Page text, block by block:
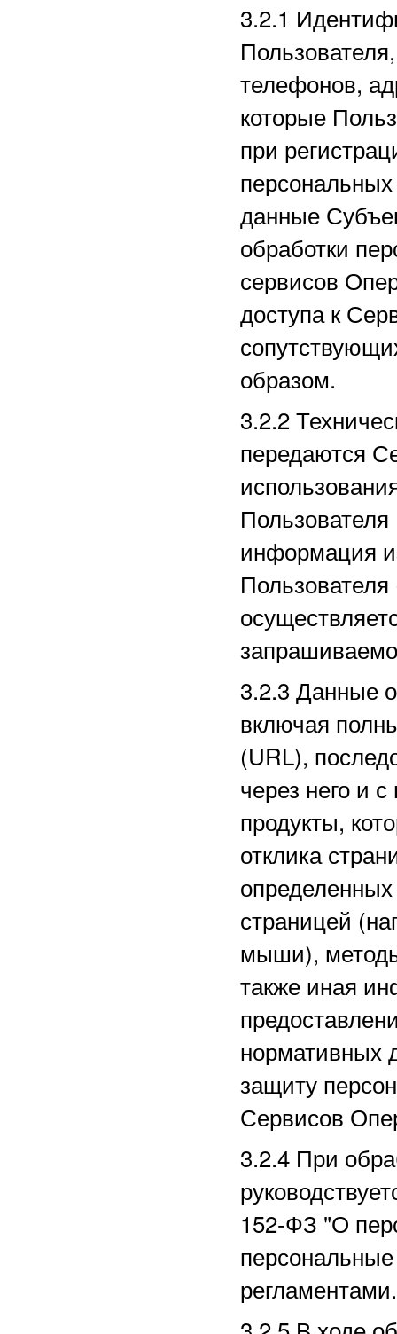
3.2.1
телефонов,
которые
при
данные
обработки
сервисов
доступа к
образом.
3.2.2
передаются
информация
3.2.3 Данные
включая
(URL),
через него и
продукты,
отклика
страницей
мыши),
также иная
нормативных
защиту
Сервисов
3.2.4 При
152-ФЗ "О
регламентами.